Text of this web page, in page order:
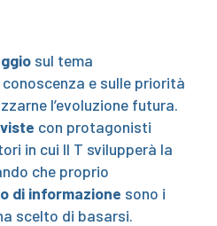
sul tema
e sulle priorità
l’evoluzione futura.
con protagonisti
in cui Il T svilupperà la
che proprio
di informazione sono i
scelto di basarsi.